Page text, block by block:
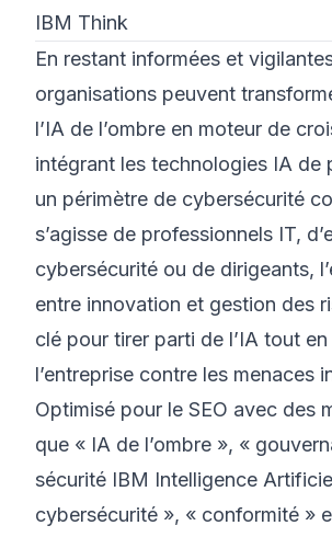
IBM Think
En restant informées et
organisations peuvent
l’IA de l’ombre en moteur de
intégrant les technologies IA de
un périmètre de cybersécurité
s’agisse de professionnels IT,
cybersécurité ou de dirigeants,
entre innovation et gestion des
clé pour tirer parti de l’IA tout
l’entreprise contre les menaces
Optimisé pour le SEO avec des
que « IA de l’ombre », «
sécurité IBM Intelligence
cybersécurité », « conformité »